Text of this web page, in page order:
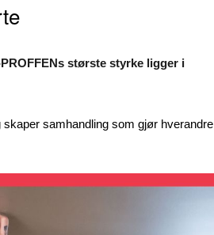
største styrke ligger i
samhandling som gjør hverandre